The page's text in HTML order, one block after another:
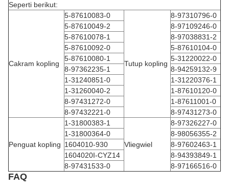
Seperti berikut:
Cakram kopling
5-87610083-0
Tutup kopling
8-97310796-0
5-87610049-2
8-97109246-0
5-87610078-1
8-97038831-2
5-87610092-0
5-87610104-0
5-87610080-1
5-31220022-0
8-97362235-1
8-94259132-9
1-31240851-0
1-31220376-1
1-31260040-2
1-87610120-0
8-97431272-0
1-87611001-0
8-97432221-0
8-97431273-0
Penguat kopling
1-31800383-1
Vliegwiel
8-97326227-0
1-31800364-0
8-98056355-2
1604010-930
8-97602463-1
1604020I-CYZ14
8-94393849-1
8-97431533-0
8-97166516-0
FAQ